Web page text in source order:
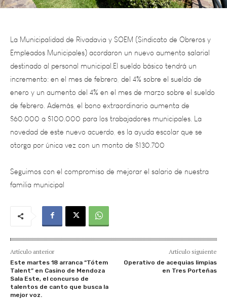
La Municipalidad de Rivadavia y SOEM (Sindicato de Obreros y
Empleados Municipales) acordaron un nuevo aumento salarial
destinado al personal municipal.El sueldo básico tendrá un
incremento: en el mes de febrero, del 4% sobre el sueldo de
enero y un aumento del 4% en el mes de marzo sobre el sueldo
de febrero. Además, el bono extraordinario aumenta de
$60.000 a $100.000 para los trabajadores municipales. La
novedad de este nuevo acuerdo, es la ayuda escolar que se
otorga por única vez con un monto de $130.700
Seguimos con el compromiso de mejorar el salario de nuestra
familia municipal
Artículo anterior
Este martes 18 arranca “Tótem
Talent” en Casino de Mendoza
Sala Este, el concurso de
talentos de canto que busca la
mejor voz.
Artículo siguiente
Operativo de acequias limpias
en Tres Porteñas